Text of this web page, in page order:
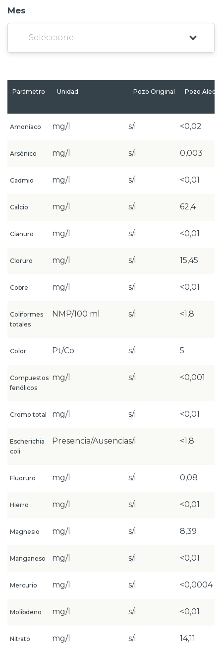
Mes
Parámetro Unidad Pozo Original Pozo
Amoníaco mg/l s/i <0,02
Arsénico mg/l s/i 0,003
Cadmio mg/l s/i <0,01
Calcio mg/l s/i 62,4
Cianuro mg/l s/i <0,01
Cloruro mg/l s/i 15,45
Cobre mg/l s/i <0,01
Coliformes
totales
NMP/100 ml s/i <1,8
Color Pt/Co s/i 5
Compuestos
fenólicos
mg/l s/i <0,001
Cromo total mg/l s/i <0,01
Escherichia
coli
Presencia/Ausencias/i <1,8
Fluoruro mg/l s/i 0,08
Hierro mg/l s/i <0,01
Magnesio mg/l s/i 8,39
Manganeso mg/l s/i <0,01
Mercurio mg/l s/i <0,0004
Molibdeno mg/l s/i <0,01
Nitrato mg/l s/i 14,11